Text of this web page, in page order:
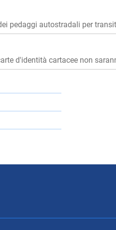
pedaggi autostradali per
d'identità cartacee non